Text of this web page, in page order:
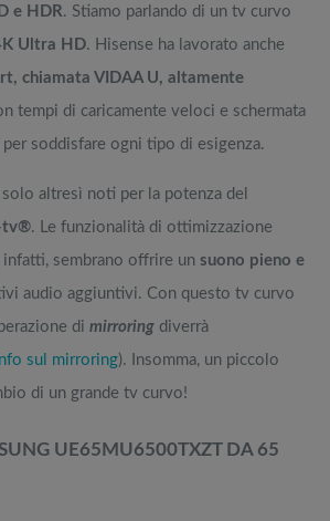
e HDR. Stiamo parlando di un tv curvo
Ultra HD. Hisense ha lavorato anche
chiamata VIDAA U, altamente
tempi di caricamente veloci e schermata
soddisfare ogni tipo di esigenza.
altresì noti per la potenza del
tv®. Le funzionalità di ottimizzazione
infatti, sembrano offrire un suono pieno e
audio aggiuntivi. Con questo tv curvo
di mirroring diverrà
sul mirroring). Insomma, un piccolo
di un grande tv curvo!
UE65MU6500TXZT DA 65